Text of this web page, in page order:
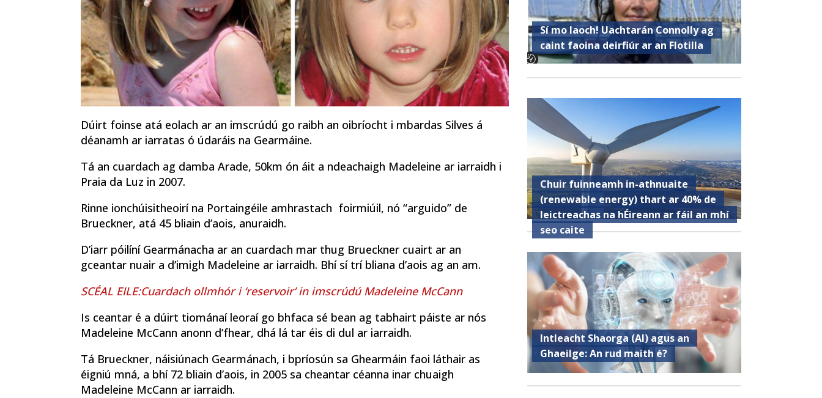
Dúirt foinse atá eolach ar an imscrúdú go raibh an oibríocht i mbardas Silves á
déanamh ar iarratas ó údaráis na Gearmáine.
Tá an cuardach ag damba Arade, 50km ón áit a ndeachaigh Madeleine ar iarraidh i
Praia da Luz in 2007.
Rinne ionchúisitheoirí na Portaingéile amhrastach foirmiúil, nó “arguido” de
Brueckner, atá 45 bliain d’aois, anuraidh.
D’iarr póilíní Gearmánacha ar an cuardach mar thug Brueckner cuairt ar an
gceantar nuair a d’imigh Madeleine ar iarraidh. Bhí sí trí bliana d’aois ag an am.
SCÉAL EILE:Cuardach ollmhór i ‘reservoir’ in imscrúdú Madeleine McCann
Is ceantar é a dúirt tiománaí leoraí go bhfaca sé bean ag tabhairt páiste ar nós
Madeleine McCann anonn d’fhear, dhá lá tar éis di dul ar iarraidh.
Tá Brueckner, náisiúnach Gearmánach, i bpríosún sa Ghearmáin faoi láthair as
éigniú mná, a bhí 72 bliain d’aois, in 2005 sa cheantar céanna inar chuaigh
Madeleine McCann ar iarraidh.
Sí mo laoch! Uachtarán Connolly ag
caint faoina deirfiúr ar an Flotilla
Chuir fuinneamh in-athnuaite
(renewable energy) thart ar 40% de
leictreachas na hÉireann ar fáil an mhí
seo caite
Intleacht Shaorga (AI) agus an
Ghaeilge: An rud maith é?